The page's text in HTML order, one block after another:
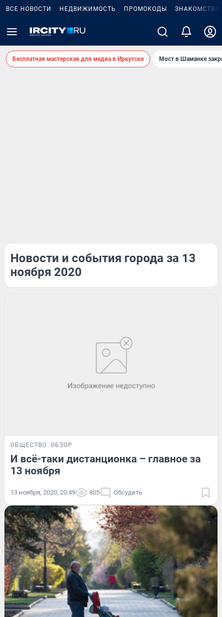
ВСЕ НОВОСТИ НЕДВИЖИМОСТЬ ПРОМОКОДЫ ЗНАКОМСТВА
Бесплатная мастерская для медиа в Иркутске Мост в Шаманке
Новости и события города за 13
ноября 2020
ОБЩЕСТВО ОБЗОР
И всё-таки дистанционка – главное за
13 ноября
13 ноября, 2020, 20:49 805 Обсудить